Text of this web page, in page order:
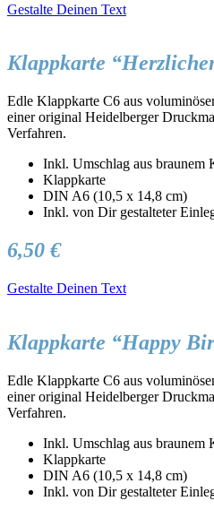
Gestalte Deinen Text
Klappkarte
Edle Klappkarte C6 aus
einer original Heidelberger
Verfahren.
Inkl. Umschlag aus braunem
Klappkarte
DIN A6 (10,5 x 14,8 cm)
Inkl. von Dir gestalteter
6,50 €
Gestalte Deinen Text
Klappkarte “Happy
Edle Klappkarte C6 aus
einer original Heidelberger
Verfahren.
Inkl. Umschlag aus braunem
Klappkarte
DIN A6 (10,5 x 14,8 cm)
Inkl. von Dir gestalteter